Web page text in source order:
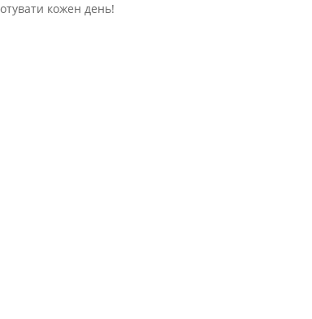
кожен день!